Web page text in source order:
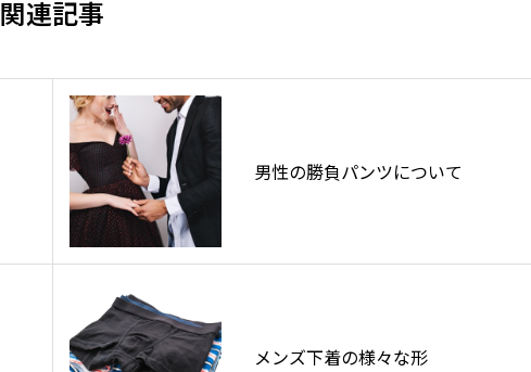
関連記事
男性の勝負パンツについて
メンズ下着の様々な形